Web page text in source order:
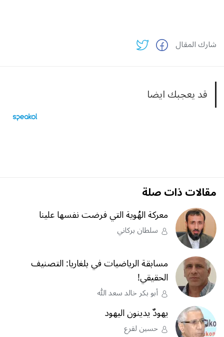
شارك المقال
قد يعجبك ايضا
مقالات ذات صلة
معركة الهُوية التي فرضت نفسها علينا
سلطان بركاني
مسابقة الرياضيات في بلغاريا: التصنيف
الحقيقي!
أبو بكر خالد سعد الله
يهودٌ يدينون اليهود
حسين لقرع